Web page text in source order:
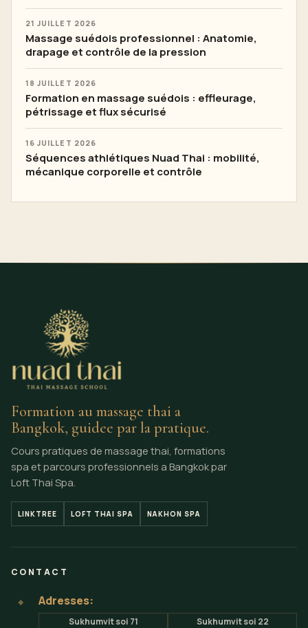
21 JUILLET 2026
Massage suédois professionnel : Anatomie,
drapage et contrôle de la pression
18 JUILLET 2026
Formation en massage suédois : effleurage,
pétrissage et flux sécurisé
16 JUILLET 2026
Séquences athlétiques Nuad Thai : mobilité,
mécanique corporelle et contrôle
Formation au massage thai a
Bangkok, guidee par la pratique.
Cours pratiques de massage thai, formations
spa et parcours professionnels a Bangkok par
Loft Thai Spa.
LINKTREE LOFT THAI SPA NAKHON SPA
CONTACT
⌖ Adresses:
Sukhumvit soi 71 Sukhumvit soi 22